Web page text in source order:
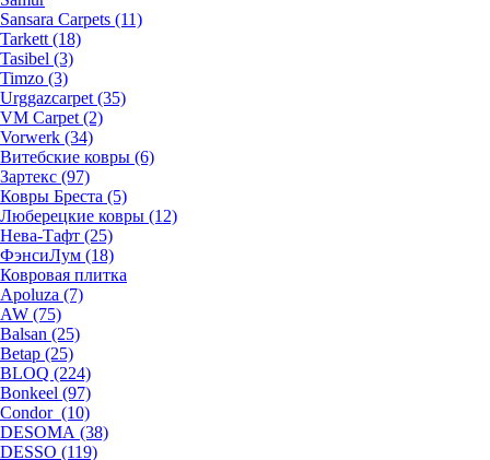
Sansara Carpets (11)
Tarkett (18)
Tasibel (3)
Timzo (3)
Urggazcarpet (35)
VM Carpet (2)
Vorwerk (34)
Витебские ковры (6)
Зартекс (97)
Ковры Бреста (5)
Люберецкие ковры (12)
Нева-Тафт (25)
ФэнсиЛум (18)
Ковровая плитка
Apoluza (7)
AW (75)
Balsan (25)
Betap (25)
BLOQ (224)
Bonkeel (97)
Condor (10)
DESOMA (38)
DESSO (119)